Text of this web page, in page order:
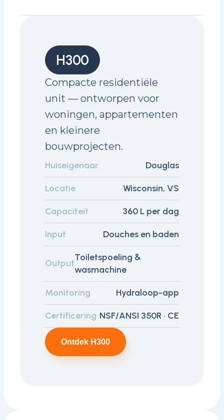
H300
Compacte residentiële
unit — ontworpen voor
woningen, appartementen
en kleinere
bouwprojecten.
Huiseigenaar Douglas
Locatie Wisconsin, VS
Capaciteit 360 L per dag
Input Douches en baden
Output
Toiletspoeling &
wasmachine
Monitoring Hydraloop-app
Certificering NSF/ANSI 350R · CE
Ontdek H300